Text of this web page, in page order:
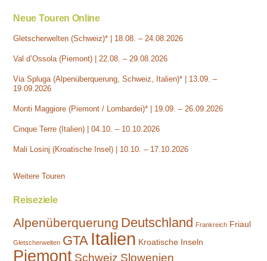
Neue Touren Online
Gletscherwelten (Schweiz)* | 18.08. – 24.08.2026
Val d’Ossola (Piemont) | 22.08. – 29.08.2026
Via Spluga (Alpenüberquerung, Schweiz, Italien)* | 13.09. –
19.09.2026
Monti Maggiore (Piemont / Lombardei)* | 19.09. – 26.09.2026
Cinque Terre (Italien) | 04.10. – 10.10.2026
Mali Losinj (Kroatische Insel) | 10.10. – 17.10.2026
Weitere Touren
Reiseziele
Alpenüberquerung Deutschland Frankreich Friaul
Gletscherwelten GTA Italien Kroatische Inseln
Piemont Schweiz Slowenien